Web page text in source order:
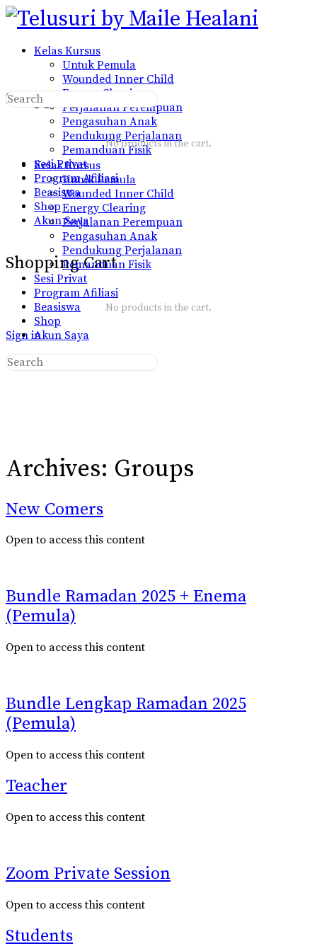
Kelas Kursus
Untuk Pemula
Wounded Inner Child
Energy Clearing
Perjalanan Perempuan
Pengasuhan Anak
Pendukung Perjalanan
Pemanduan Fisik
Sesi Privat
Program Afiliasi
Beasiswa
Shop
Akun Saya
Shopping Cart
No products in the cart.
Sign in
Shopping Cart
No products in the cart.
Kelas Kursus
Untuk Pemula
Wounded Inner Child
Energy Clearing
Perjalanan Perempuan
Pengasuhan Anak
Pendukung Perjalanan
Pemanduan Fisik
Sesi Privat
Program Afiliasi
Beasiswa
Shop
Akun Saya
Archives: Groups
New Comers
Open to access this content
Bundle Ramadan 2025 + Enema
(Pemula)
Open to access this content
Bundle Lengkap Ramadan 2025
(Pemula)
Open to access this content
Teacher
Open to access this content
Zoom Private Session
Open to access this content
Students